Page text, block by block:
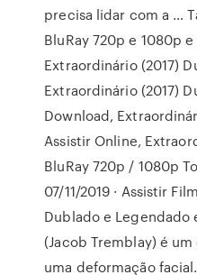
precisa lidar com a …
BluRay 720p e 1080p
Extraordinário (2017)
Extraordinário (2017)
Download,
Assistir Online,
BluRay 720p / 1080p
07/11/2019 · Assistir
Dublado e Legendado
(Jacob Tremblay) é
uma deformação